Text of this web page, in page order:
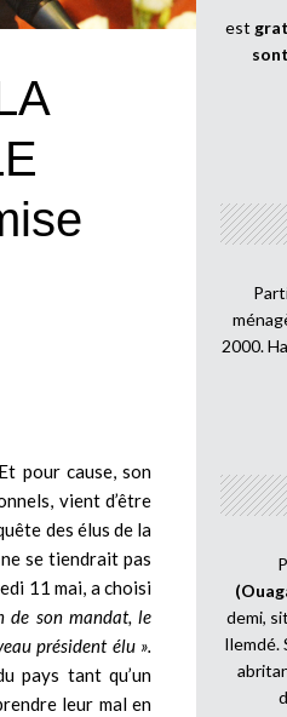
pour cause, son
vient d’être
des élus de la
se tiendrait pas
11 mai, a choisi
de son mandat, le
président élu ».
pays tant qu’un
leur mal en
est
2000.
demi,
Ilemdé.